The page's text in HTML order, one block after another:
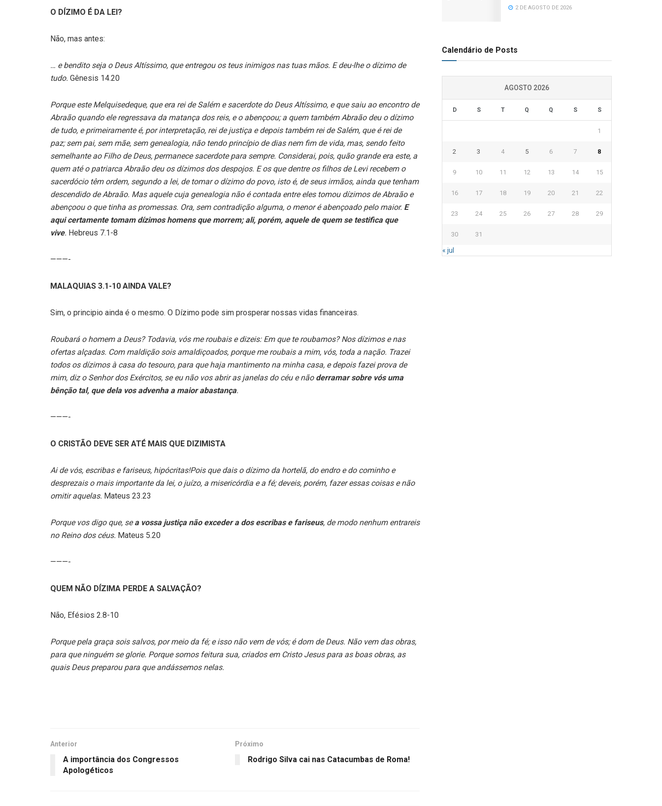
O DÍZIMO É DA LEI?
Não, mas antes:
… e bendito seja o Deus Altíssimo, que entregou os teus inimigos nas tuas mãos. E deu-lhe o dízimo de
tudo. Gênesis 14.20
Porque este Melquisedeque, que era rei de Salém e sacerdote do Deus Altíssimo, e que saiu ao encontro de
Abraão quando ele regressava da matança dos reis, e o abençoou; a quem também Abraão deu o dízimo
de tudo, e primeiramente é, por interpretação, rei de justiça e depois também rei de Salém, que é rei de
paz; sem pai, sem mãe, sem genealogia, não tendo princípio de dias nem fim de vida, mas, sendo feito
semelhante ao Filho de Deus, permanece sacerdote para sempre. Considerai, pois, quão grande era este, a
quem até o patriarca Abraão deu os dízimos dos despojos. E os que dentre os filhos de Levi recebem o
sacerdócio têm ordem, segundo a lei, de tomar o dízimo do povo, isto é, de seus irmãos, ainda que tenham
descendido de Abraão. Mas aquele cuja genealogia não é contada entre eles tomou dízimos de Abraão e
abençoou o que tinha as promessas. Ora, sem contradição alguma, o menor é abençoado pelo maior. E
aqui certamente tomam dízimos homens que morrem; ali, porém, aquele de quem se testifica que
vive. Hebreus 7.1-8
———-
MALAQUIAS 3.1-10 AINDA VALE?
Sim, o principio ainda é o mesmo. O Dízimo pode sim prosperar nossas vidas financeiras.
Roubará o homem a Deus? Todavia, vós me roubais e dizeis: Em que te roubamos? Nos dízimos e nas
ofertas alçadas. Com maldição sois amaldiçoados, porque me roubais a mim, vós, toda a nação. Trazei
todos os dízimos à casa do tesouro, para que haja mantimento na minha casa, e depois fazei prova de
mim, diz o Senhor dos Exércitos, se eu não vos abrir as janelas do céu e não derramar sobre vós uma
bênção tal, que dela vos advenha a maior abastança.
———-
O CRISTÃO DEVE SER ATÉ MAIS QUE DIZIMISTA
Ai de vós, escribas e fariseus, hipócritas!Pois que dais o dízimo da hortelã, do endro e do cominho e
desprezais o mais importante da lei, o juízo, a misericórdia e a fé; deveis, porém, fazer essas coisas e não
omitir aquelas. Mateus 23.23
Porque vos digo que, sea vossa justiça não exceder a dos escribas e fariseus, de modo nenhum entrareis
no Reino dos céus. Mateus 5.20
———-
QUEM NÃO DÍZIMA PERDE A SALVAÇÃO?
Não, Efésios 2.8-10
Porque pela graça sois salvos, por meio da fé; e isso não vem de vós; é dom de Deus. Não vem das obras,
para que ninguém se glorie. Porque somos feitura sua, criados em Cristo Jesus para as boas obras, as
quais Deus preparou para que andássemos nelas.
Anterior
A importância dos Congressos
Apologéticos
Próximo
Rodrigo Silva cai nas Catacumbas de Roma!
2 DE AGOSTO DE 2026
Calendário de Posts
AGOSTO 2026
D S T Q Q S S
1
2 3 4 5 6 7 8
9 10 11 12 13 14 15
16 17 18 19 20 21 22
23 24 25 26 27 28 29
30 31
« jul